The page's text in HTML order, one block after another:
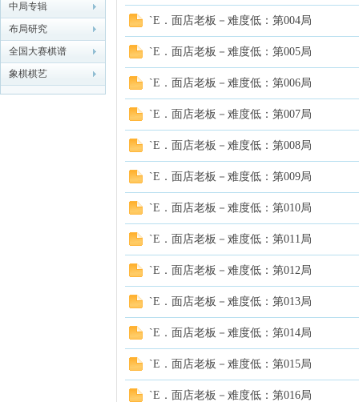
象棋
中局专辑
布局研究
全国大赛棋谱
象棋棋艺
`E．面店老板－难度低：第004局
`E．面店老板－难度低：第005局
`E．面店老板－难度低：第006局
`E．面店老板－难度低：第007局
`E．面店老板－难度低：第008局
`E．面店老板－难度低：第009局
`E．面店老板－难度低：第010局
`E．面店老板－难度低：第011局
`E．面店老板－难度低：第012局
`E．面店老板－难度低：第013局
`E．面店老板－难度低：第014局
`E．面店老板－难度低：第015局
`E．面店老板－难度低：第016局